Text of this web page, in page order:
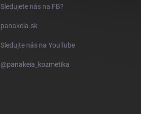
Sledujete nás na FB?
panakeia.sk
Sledujte nás na YouTube
@panakeia_kozmetika